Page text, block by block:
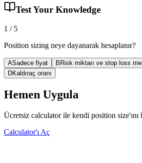
Test Your Knowledge
1 / 5
Position sizing neye dayanarak hesaplanır?
ASadece fiyat B Risk miktarı ve stop loss
DKaldıraç oranı
Hemen Uygula
Ücretsiz calculator ile kendi position size'ını
Calculator'ı Aç